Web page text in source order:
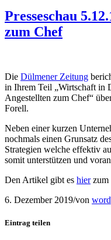
Presseschau
zum Chef
Die Dülmener Zeitung
in Ihrem Teil „Wirtschaft in
Angestellten zum Chef“
Forell.
Neben einer kurzen
nochmals einen Grunsatz
Strategien welche effektiv
somit unterstützen und
Den Artikel gibt es hierzum
6. Dezember 2019/von
Eintrag teilen